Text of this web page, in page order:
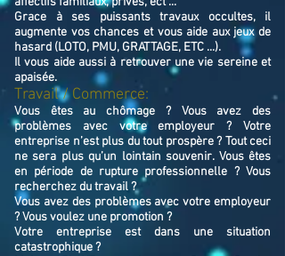
Grace à ses puissants travaux occultes, il
augmente vos chances et vous aide aux jeux de
hasard (LOTO, PMU, GRATTAGE, ETC ...).
Il vous aide aussi à retrouver une vie sereine et
apaisée.
Travail / Commerce:
Vous êtes au chômage ? Vous avez des
problèmes avec votre employeur ? Votre
entreprise n’est plus du tout prospère ? Tout ceci
ne sera plus qu’un lointain souvenir. Vous êtes
en période de rupture professionnelle ? Vous
recherchez du travail ?
Vous avez des problèmes avec votre employeur
? Vous voulez une promotion ?
Votre entreprise est dans une situation
catastrophique ?